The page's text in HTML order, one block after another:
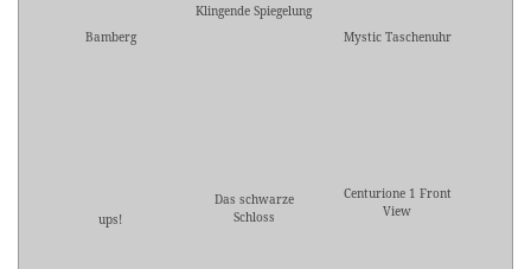
Bamberg
Klingende Spiegelung
Mystic Taschenuhr
ups!
Das schwarze
Schloss
Centurione 1 Front
View